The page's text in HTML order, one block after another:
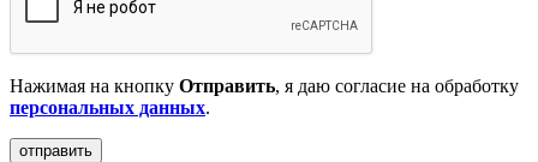
Нажимая на кнопку Отправить, я даю согласие на обработку
персональных данных.